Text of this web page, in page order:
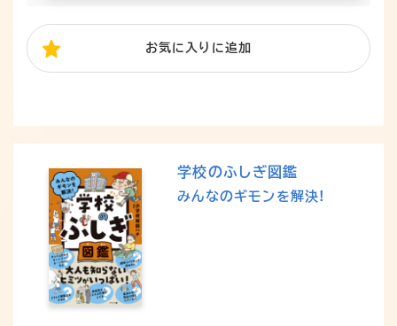
お気に入り に追加
学校のふしぎ図鑑
みんなのギモンを解決!